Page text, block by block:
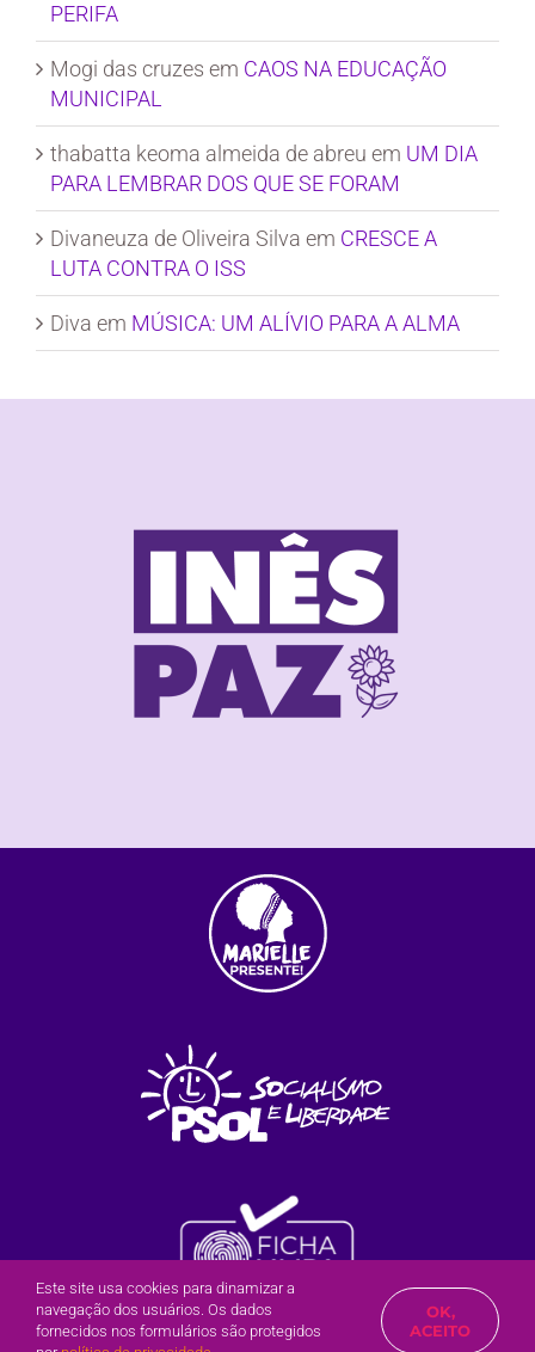
PERIFA
Mogi das cruzes em CAOS NA EDUCAÇÃO
MUNICIPAL
thabatta keoma almeida de abreu em UM DIA
PARA LEMBRAR DOS QUE SE FORAM
Divaneuza de Oliveira Silva em CRESCE A
LUTA CONTRA O ISS
Diva em MÚSICA: UM ALÍVIO PARA A ALMA
Olá? Posso te ajudar?
Este site usa cookies para dinamizar a
navegação dos usuários. Os dados
fornecidos nos formulários são protegidos
OK,
ACEITO